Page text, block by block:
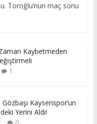
Toroğlu’nun maç sonu
Kaybetmeden
1
Kayserispor’un
Yerini Aldı!
0